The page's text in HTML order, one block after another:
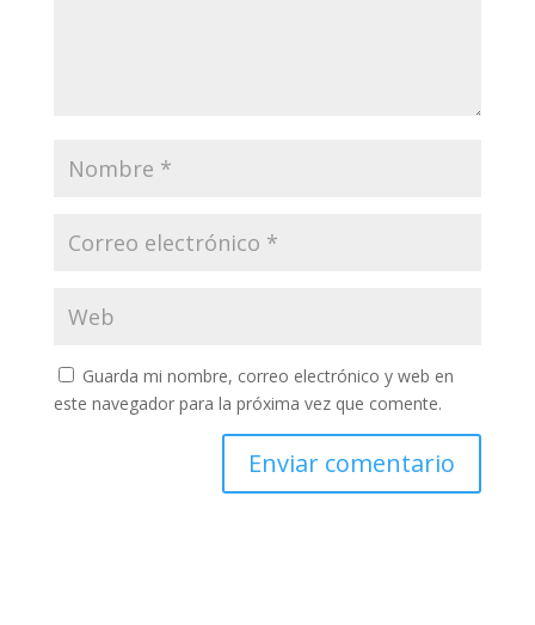
Guarda mi nombre, correo electrónico y web en
este navegador para la próxima vez que comente.